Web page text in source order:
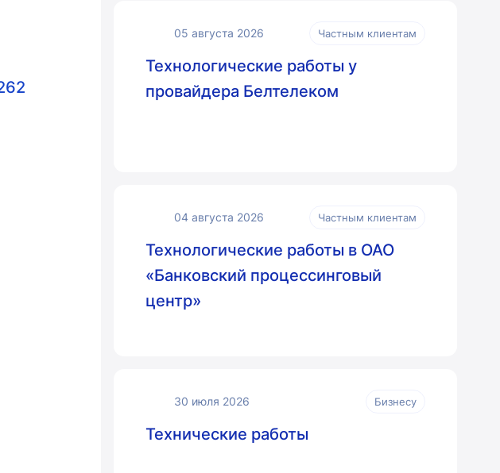
05 августа 2026 Частным клиентам
Технологические работы у
провайдера Белтелеком
04 августа 2026 Частным клиентам
Технологические работы в ОАО
«Банковский процессинговый
центр»
30 июля 2026 Бизнесу
Технические работы